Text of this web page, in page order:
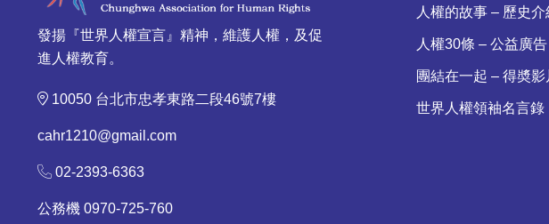
發揚『世界人權宣言』精神，維護人權，及促
進人權教育。
10050 台北市忠孝東路二段46號7樓
cahr1210@gmail.com
02-2393-6363
公務機 0970-725-760
人權的故事 – 歷史介
人權30條 – 公益廣告
團結在一起 – 得奬影
世界人權領袖名言錄